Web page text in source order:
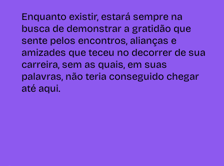
Enquanto existir, estará sempre na
busca de demonstrar a gratidão que
sente pelos encontros, alianças e
amizades que teceu no decorrer de sua
carreira, sem as quais, em suas
palavras, não teria conseguido chegar
até aqui.